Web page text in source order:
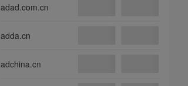
adad.com.cn
adda.cn
adchina.cn